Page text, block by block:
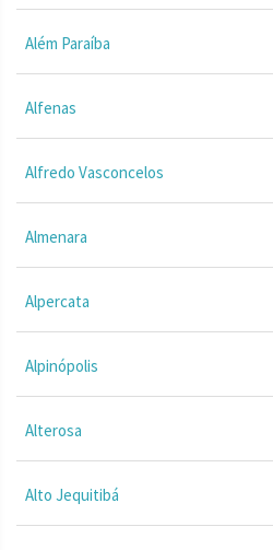
Além Paraíba
Alfenas
Alfredo Vasconcelos
Almenara
Alpercata
Alpinópolis
Alterosa
Alto Jequitibá